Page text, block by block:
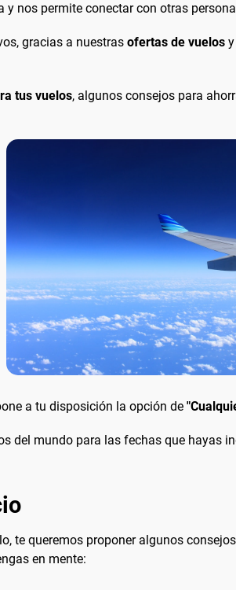
nos permite conectar con otras
gracias a nuestras ofertas de vuelos
tus vuelos, algunos consejos para
a tu disposición la opción de
del mundo para las fechas que hayas
te queremos proponer algunos
en mente: